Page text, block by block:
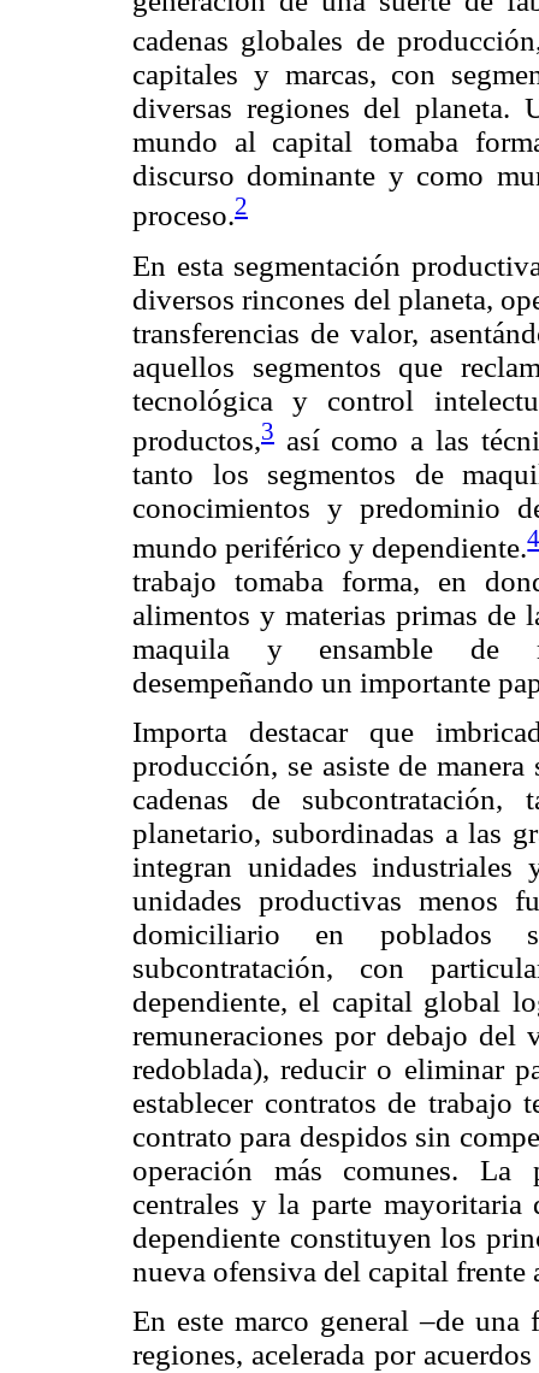
cadenas globales de
capitales y marcas, con
diversas regiones del planeta.
mundo al capital tomaba
discurso dominante y como
proceso.2
En esta segmentación
diversos rincones del planeta,
transferencias de valor,
aquellos segmentos que
tecnológica y control
productos,3 así como a las
tanto los segmentos de
conocimientos y predominio
mundo periférico y dependiente.
trabajo tomaba forma, en
alimentos y materias primas de
maquila y ensamble de
desempeñando un importante
Importa destacar que
producción, se asiste de
cadenas de
planetario, subordinadas a las
integran unidades
unidades productivas menos
domiciliario en poblados
subcontratación, con
dependiente, el capital global
remuneraciones por debajo
redoblada), reducir o eliminar
establecer contratos de trabajo
contrato para despidos sin
operación más comunes. La
centrales y la parte
dependiente constituyen los
nueva ofensiva del capital
En este marco general –de una
regiones, acelerada por